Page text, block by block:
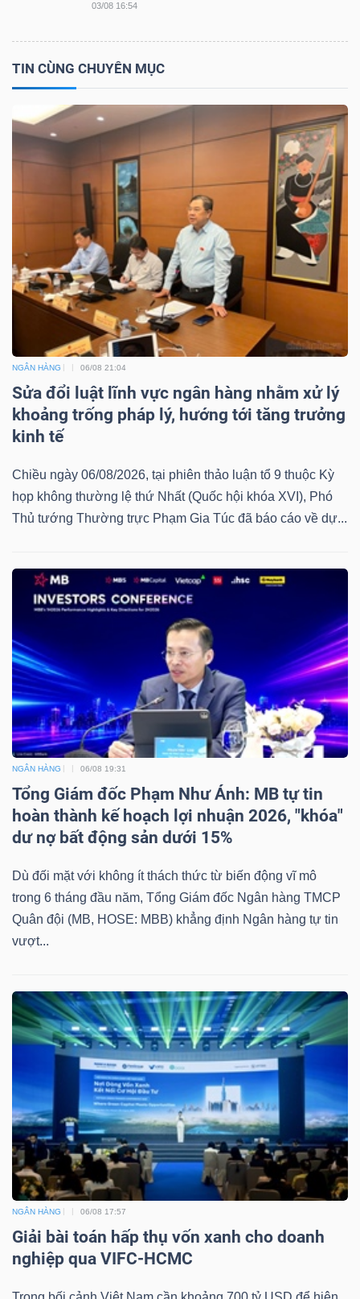
03/08 16:54
TIN CÙNG CHUYÊN MỤC
NGÂN HÀNG 06/08 21:04
Sửa đổi luật lĩnh vực ngân hàng nhằm xử lý
khoảng trống pháp lý, hướng tới tăng trưởng
kinh tế
Chiều ngày 06/08/2026, tại phiên thảo luận tổ 9 thuộc Kỳ
họp không thường lệ thứ Nhất (Quốc hội khóa XVI), Phó
Thủ tướng Thường trực Phạm Gia Túc đã báo cáo về dự...
NGÂN HÀNG 06/08 19:31
Tổng Giám đốc Phạm Như Ánh: MB tự tin
hoàn thành kế hoạch lợi nhuận 2026, "khóa"
dư nợ bất động sản dưới 15%
Dù đối mặt với không ít thách thức từ biến động vĩ mô
trong 6 tháng đầu năm, Tổng Giám đốc Ngân hàng TMCP
Quân đội (MB, HOSE: MBB) khẳng định Ngân hàng tự tin
vượt...
NGÂN HÀNG 06/08 17:57
Giải bài toán hấp thụ vốn xanh cho doanh
nghiệp qua VIFC-HCMC
cáo
tích
(-)
Thuật
Dịch
Đào
Sách
chính
Công
cụ
đầu
tư
Truyền
chính
Dữ
liệu
chính